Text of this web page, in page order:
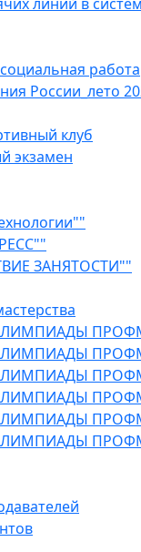
работа
России_лето
клуб
экзамен
ЗАНЯТОСТИ""